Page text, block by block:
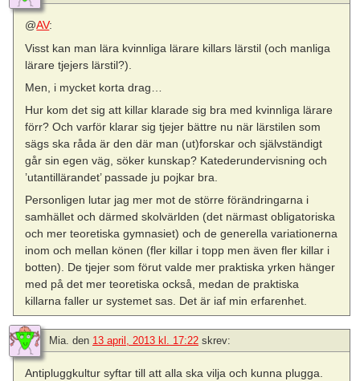
@AV:
Visst kan man lära kvinnliga lärare killars lärstil (och manliga
lärare tjejers lärstil?).
Men, i mycket korta drag…
Hur kom det sig att killar klarade sig bra med kvinnliga lärare
förr? Och varför klarar sig tjejer bättre nu när lärstilen som
sägs ska råda är den där man (ut)forskar och självständigt
går sin egen väg, söker kunskap? Katederundervisning och
’utantillärandet’ passade ju pojkar bra.
Personligen lutar jag mer mot de större förändringarna i
samhället och därmed skolvärlden (det närmast obligatoriska
och mer teoretiska gymnasiet) och de generella variationerna
inom och mellan könen (fler killar i topp men även fler killar i
botten). De tjejer som förut valde mer praktiska yrken hänger
med på det mer teoretiska också, medan de praktiska
killarna faller ur systemet sas. Det är iaf min erfarenhet.
Mia. den 13 april, 2013 kl. 17:22 skrev:
Antipluggkultur syftar till att alla ska vilja och kunna plugga.